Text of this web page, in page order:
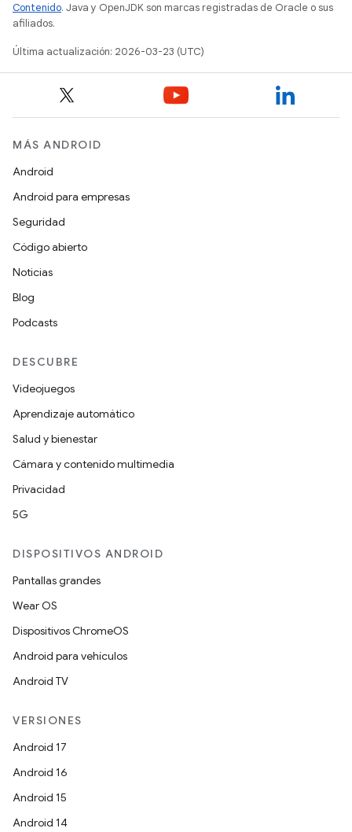
Contenido. Java y OpenJDK son marcas registradas de Oracle o sus
afiliados.
Última actualización: 2026-03-23 (UTC)
MÁS ANDROID
Android
Android para empresas
Seguridad
Código abierto
Noticias
Blog
Podcasts
DESCUBRE
Videojuegos
Aprendizaje automático
Salud y bienestar
Cámara y contenido multimedia
Privacidad
5G
DISPOSITIVOS ANDROID
Pantallas grandes
Wear OS
Dispositivos ChromeOS
Android para vehículos
Android TV
VERSIONES
Android 17
Android 16
Android 15
Android 14